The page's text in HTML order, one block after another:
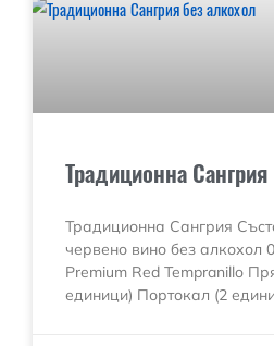
Традиционна
Традиционна Сангрия
червено вино без алкохол
Premium Red Tempranillo
единици) Портокал (2